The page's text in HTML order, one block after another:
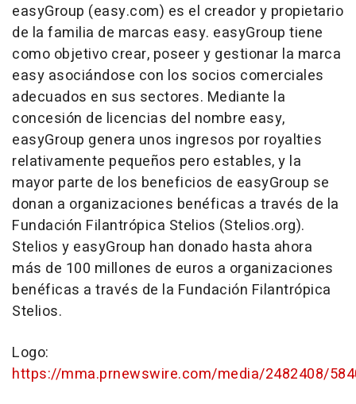
easyGroup (easy.com) es el creador y propietario
de la familia de marcas easy. easyGroup tiene
como objetivo crear, poseer y gestionar la marca
easy asociándose con los socios comerciales
adecuados en sus sectores. Mediante la
concesión de licencias del nombre easy,
easyGroup genera unos ingresos por royalties
relativamente pequeños pero estables, y la
mayor parte de los beneficios de easyGroup se
donan a organizaciones benéficas a través de la
Fundación Filantrópica Stelios (Stelios.org).
Stelios y easyGroup han donado hasta ahora
más de 100 millones de euros a organizaciones
benéficas a través de la Fundación Filantrópica
Stelios.
Logo:
https://mma.prnewswire.com/media/2482408/